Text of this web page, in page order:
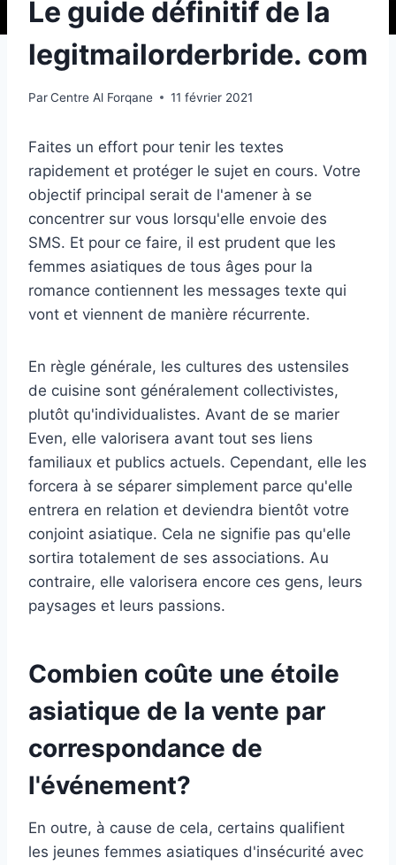
Le guide définitif de la
legitmailorderbride. com
ParCentre Al Forqane 11 février 2021
Faites un effort pour tenir les textes
rapidement et protéger le sujet en cours. Votre
objectif principal serait de l'amener à se
concentrer sur vous lorsqu'elle envoie des
SMS. Et pour ce faire, il est prudent que les
femmes asiatiques de tous âges pour la
romance contiennent les messages texte qui
vont et viennent de manière récurrente.
En règle générale, les cultures des ustensiles
de cuisine sont généralement collectivistes,
plutôt qu'individualistes. Avant de se marier
Even, elle valorisera avant tout ses liens
familiaux et publics actuels. Cependant, elle les
forcera à se séparer simplement parce qu'elle
entrera en relation et deviendra bientôt votre
conjoint asiatique. Cela ne signifie pas qu'elle
sortira totalement de ses associations. Au
contraire, elle valorisera encore ces gens, leurs
paysages et leurs passions.
Combien coûte une étoile
asiatique de la vente par
correspondance de
l'événement?
En outre, à cause de cela, certains qualifient
les jeunes femmes asiatiques d'insécurité avec